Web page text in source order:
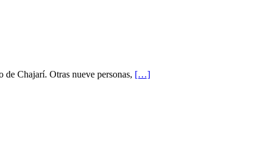
Chajarí. Otras nueve personas, […]